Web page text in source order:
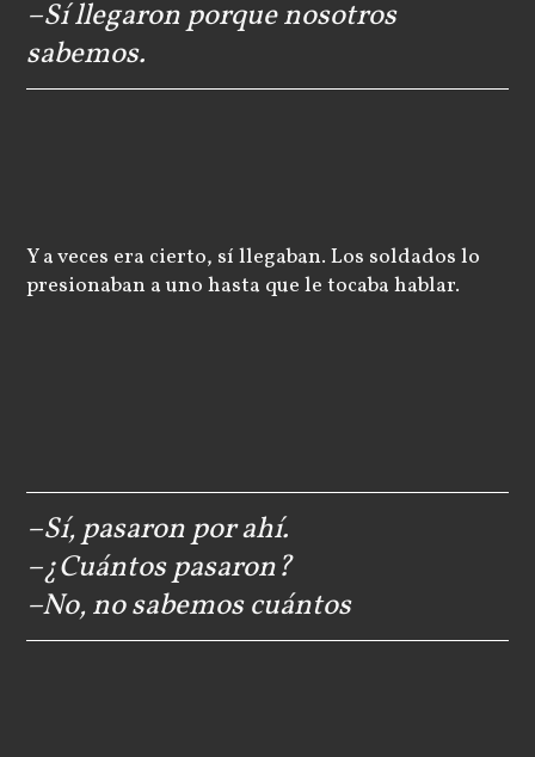
–Sí llegaron porque nosotros
sabemos.
Y a veces era cierto, sí llegaban. Los soldados lo
presionaban a uno hasta que le tocaba hablar.
–Sí, pasaron por ahí.
–¿Cuántos pasaron?
–No, no sabemos cuántos